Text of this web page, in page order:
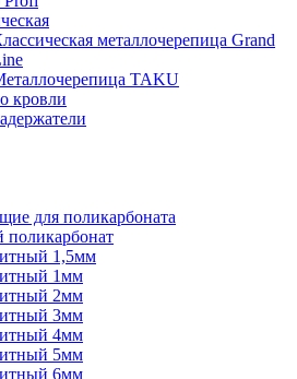
металлочерепица Grand
TAKU
кровли
для поликарбоната
1,5мм
1мм
2мм
3мм
4мм
5мм
6мм